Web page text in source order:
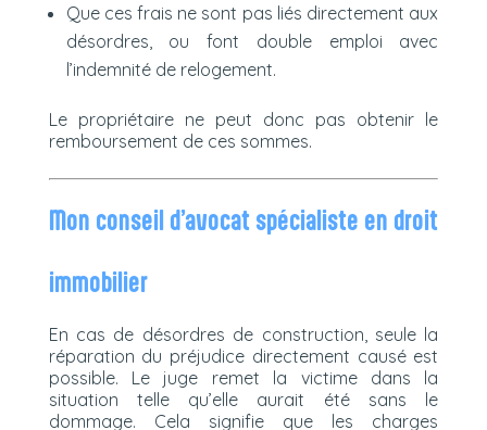
Que ces frais ne sont pas liés directement aux
désordres, ou font double emploi avec
l’indemnité de relogement.
Le propriétaire ne peut donc pas obtenir le
remboursement de ces sommes.
Mon conseil d’avocat spécialiste en droit
immobilier
En cas de désordres de construction, seule la
réparation du préjudice directement causé est
possible. Le juge remet la victime dans la
situation telle qu’elle aurait été sans le
dommage. Cela signifie que les charges